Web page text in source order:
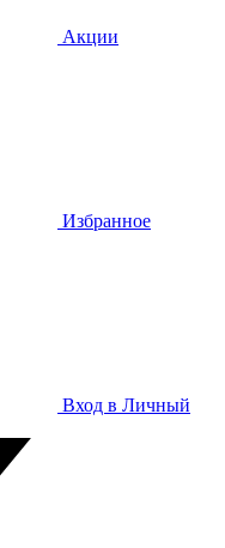
Акции
Избранное
Вход в Личный